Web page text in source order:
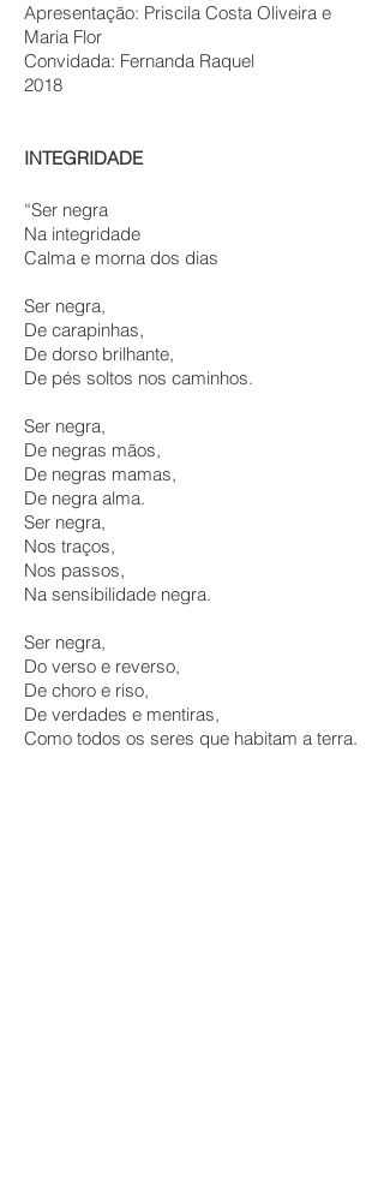
Apresentação: Priscila Costa Oliveira e
Maria Flor
Convidada: Fernanda Raquel
2018
INTEGRIDADE
“Ser negra
Na integridade
Calma e morna dos dias
Ser negra,
De carapinhas,
De dorso brilhante,
De pés soltos nos caminhos.
Ser negra,
De negras mãos,
De negras mamas,
De negra alma.
Ser negra,
Nos traços,
Nos passos,
Na sensibilidade negra.
Ser negra,
Do verso e reverso,
De choro e riso,
De verdades e mentiras,
Como todos os seres que habitam a terra.